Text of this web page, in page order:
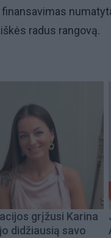
radus rangovą.
grįžusi Karina
didžiausią savo